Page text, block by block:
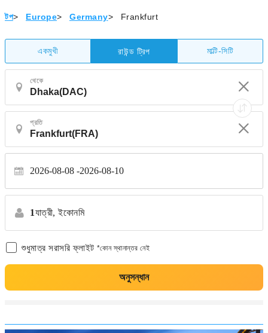
টপ> Europe> Germany> Frankfurt
একমুখী রাউন্ড ট্রিপ মাল্টি-সিটি
থেকে
প্রতি
2026-08-08 2026-08-10
1যাত্রী, ইকোনমি
শুধুমাত্র সরাসরি ফ্লাইট *কোন স্থানান্তর নেই
অনুসন্ধান